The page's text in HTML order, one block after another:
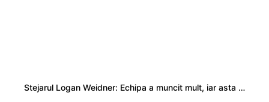
Stejarul Logan Weidner: Echipa a muncit mult, iar asta se va vedea în meciurile de la Nations Cup